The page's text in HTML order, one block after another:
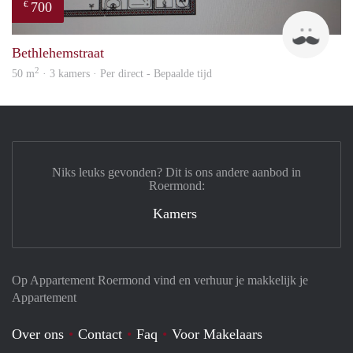
€ 700
Bethlehemstraat
50 m2 · 3 kamers · Per direct - Bepaalde tijd
Op Appartement Roermond vind en verhuur je makkelijk je
Appartement
Over ons Contact Faq Voor Makelaars
Niks leuks gevonden? Dit is ons andere aanbod in
Roermond:
Kamers